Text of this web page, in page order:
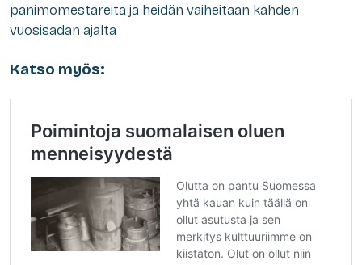
panimomestareita ja heidän vaiheitaan kahden
vuosisadan ajalta
Katso myös: